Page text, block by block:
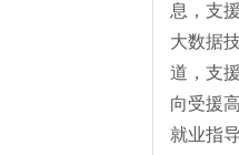
息，支
大数据
道，支
向受援
就业指